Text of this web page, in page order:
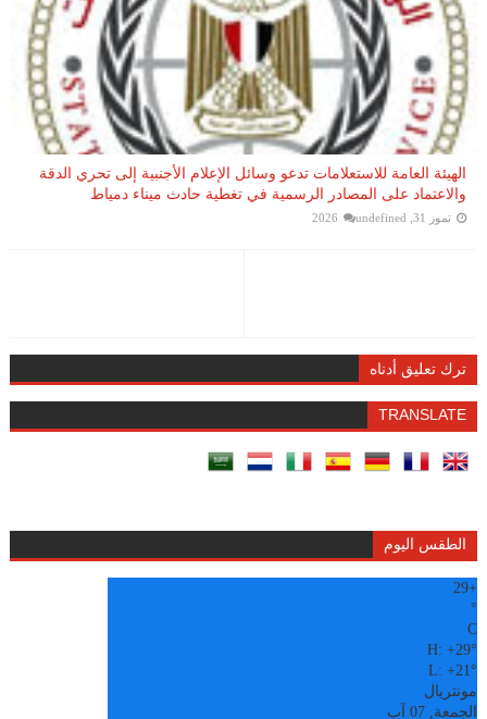
الهيئة العامة للاستعلامات تدعو وسائل الإعلام الأجنبية إلى تحري الدقة
والاعتماد على المصادر الرسمية في تغطية حادث ميناء دمياط
تموز 31, 2026 undefined
ترك تعليق أدناه
TRANSLATE
الطقس اليوم
+
29
°
C
H:+29°
L:+21°
مونتريال
الجمعة, 07 آب